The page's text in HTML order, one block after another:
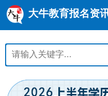
大牛教育报名资